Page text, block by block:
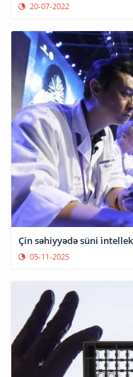
20-07-2022
Çin səhiyyədə süni
05-11-2025